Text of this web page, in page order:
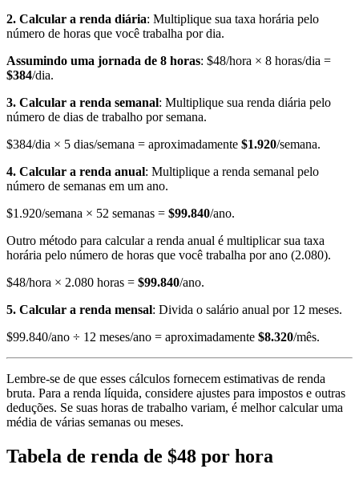
2. Calcular a renda diária: Multiplique sua taxa horária pelo
número de horas que você trabalha por dia.
Assumindo uma jornada de 8 horas: $48/hora × 8 horas/dia =
$384/dia.
3. Calcular a renda semanal: Multiplique sua renda diária pelo
número de dias de trabalho por semana.
$384/dia × 5 dias/semana = aproximadamente $1.920/semana.
4. Calcular a renda anual: Multiplique a renda semanal pelo
número de semanas em um ano.
$1.920/semana × 52 semanas = $99.840/ano.
Outro método para calcular a renda anual é multiplicar sua taxa
horária pelo número de horas que você trabalha por ano (2.080).
$48/hora × 2.080 horas = $99.840/ano.
5. Calcular a renda mensal: Divida o salário anual por 12 meses.
$99.840/ano ÷ 12 meses/ano = aproximadamente $8.320/mês.
Lembre-se de que esses cálculos fornecem estimativas de renda
bruta. Para a renda líquida, considere ajustes para impostos e outras
deduções. Se suas horas de trabalho variam, é melhor calcular uma
média de várias semanas ou meses.
Tabela de renda de $48 por hora